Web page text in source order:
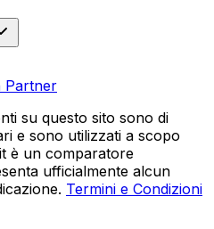
Partner
su questo sito sono di
e sono utilizzati a scopo
è un comparatore
ufficialmente alcun
Termini e Condizioni